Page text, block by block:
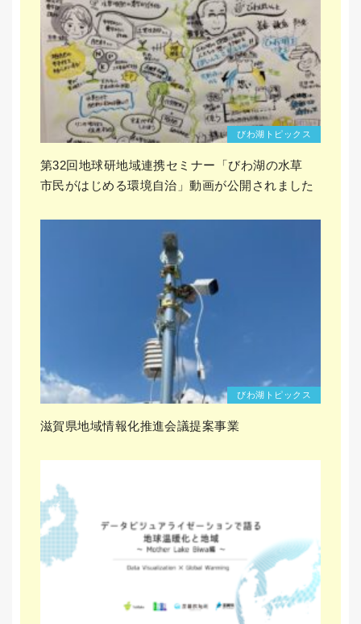
びわ湖トピックス
第32回地球研地域連携セミナー「びわ湖の水草
市民がはじめる環境自治」動画が公開されました
びわ湖トピックス
滋賀県地域情報化推進会議提案事業